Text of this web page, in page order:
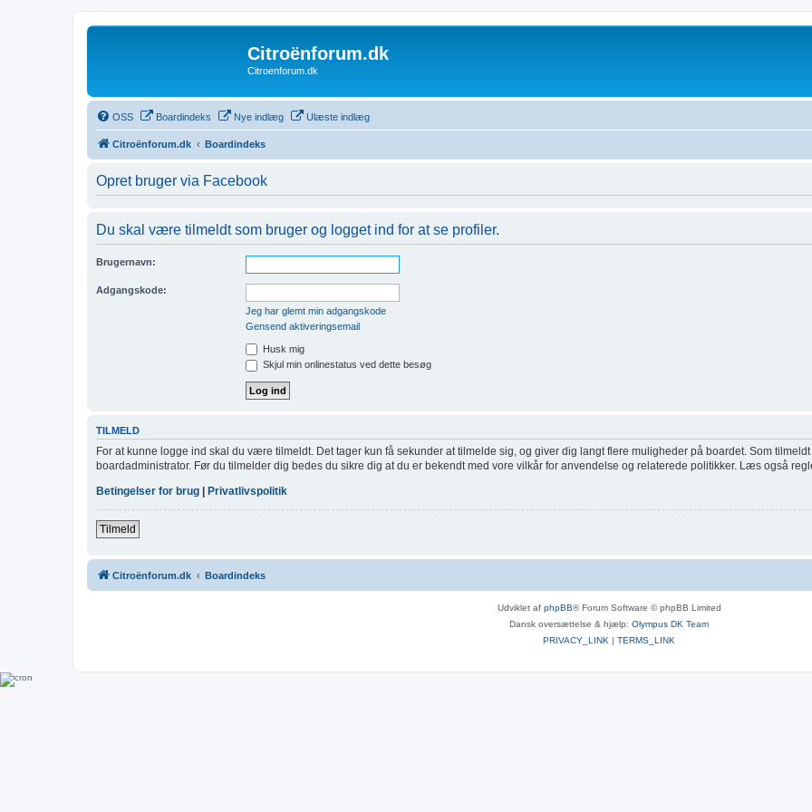
Citroënforum.dk
Citroenforum.dk
OSS Boardindeks Nye indlæg Ulæste indlæg
Citroënforum.dk Boardindeks
Opret bruger via Facebook
Du skal være tilmeldt som bruger og logget ind for at se profiler.
Brugernavn:
Adgangskode:
Jeg har glemt min adgangskode
Gensend aktiveringsemail
Husk mig
Skjul min onlinestatus ved dette besøg
TILMELD
For at kunne logge ind skal du være tilmeldt. Det tager kun få sekunder at tilmelde sig, og giver dig langt flere muligheder på boardet. Som
boardadministrator. Før du tilmelder dig bedes du sikre dig at du er bekendt med vore vilkår for anvendelse og relaterede politikker. Læs også
Betingelser for brug
Privatlivspolitik
Tilmeld
Citroënforum.dk Boardindeks
Udviklet af phpBB® Forum Software © phpBB Limited
Dansk oversættelse & hjælp: Olympus DK Team
PRIVACY_LINK | TERMS_LINK